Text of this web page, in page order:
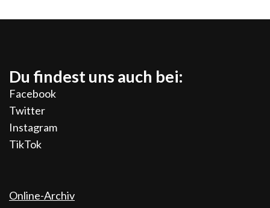
Du findest uns auch bei:
Facebook
Twitter
Instagram
TikTok
Online-Archiv